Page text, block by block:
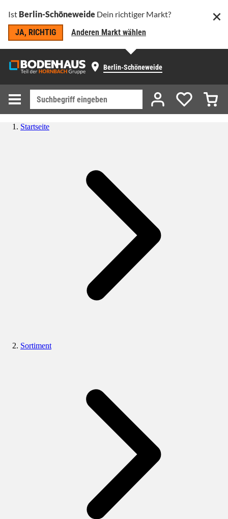
Ist Berlin-Schöneweide Dein richtiger Markt?
JA, RICHTIG
Anderen Markt wählen
Berlin-Schöneweide
Startseite
Sortiment